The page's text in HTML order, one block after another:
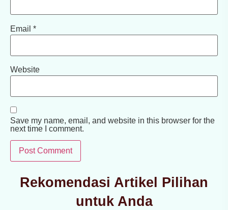
Email *
Website
Save my name, email, and website in this browser for the
next time I comment.
Rekomendasi Artikel Pilihan
untuk Anda